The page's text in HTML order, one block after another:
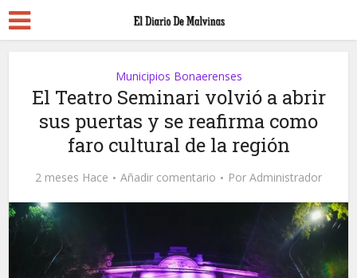
Municipios Bonaerenses
El Teatro Seminari volvió a abrir
sus puertas y se reafirma como
faro cultural de la región
2 meses Hace Añadir comentario Por Administrador